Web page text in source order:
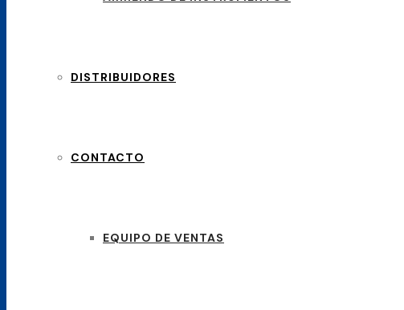
DISTRIBUIDORES
CONTACTO
EQUIPO DE VENTAS